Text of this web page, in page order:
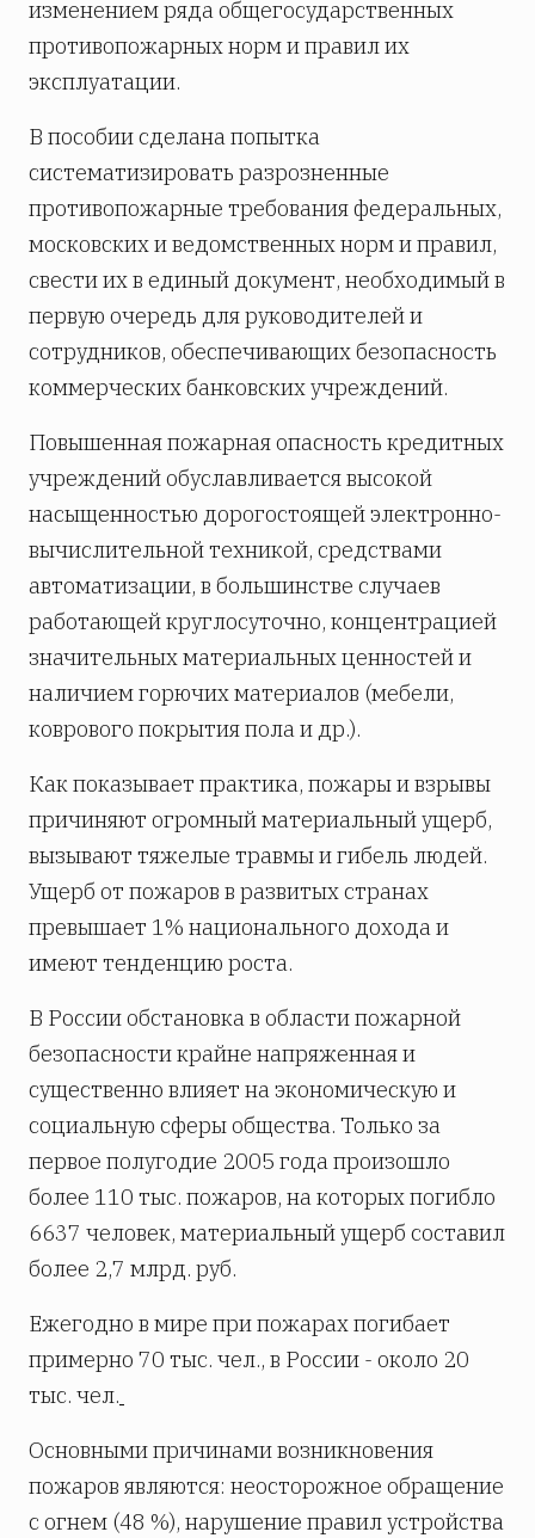
изменением ряда общегосударственных
противопожарных норм и правил их
эксплуатации.
В пособии сделана попытка
систематизировать разрозненные
противопожарные требования федеральных,
московских и ведомственных норм и правил,
свести их в единый документ, необходимый в
первую очередь для руководителей и
сотрудников, обеспечивающих безопасность
коммерческих банковских учреждений.
Повышенная пожарная опасность кредитных
учреждений обуславливается высокой
насыщенностью дорогостоящей электронно-
вычислительной техникой, средствами
автоматизации, в большинстве случаев
работающей круглосуточно, концентрацией
значительных материальных ценностей и
наличием горючих материалов (мебели,
коврового покрытия пола и др.).
Как показывает практика, пожары и взрывы
причиняют огромный материальный ущерб,
вызывают тяжелые травмы и гибель людей.
Ущерб от пожаров в развитых странах
превышает 1% национального дохода и
имеют тенденцию роста.
В России обстановка в области пожарной
безопасности крайне напряженная и
существенно влияет на экономическую и
социальную сферы общества. Только за
первое полугодие 2005 года произошло
более 110 тыс. пожаров, на которых погибло
6637 человек, материальный ущерб составил
более 2,7 млрд. руб.
Ежегодно в мире при пожарах погибает
примерно 70 тыс. чел., в России - около 20
тыс. чел.
Основными причинами возникновения
пожаров являются: неосторожное обращение
с огнем (48 %), нарушение правил устройства